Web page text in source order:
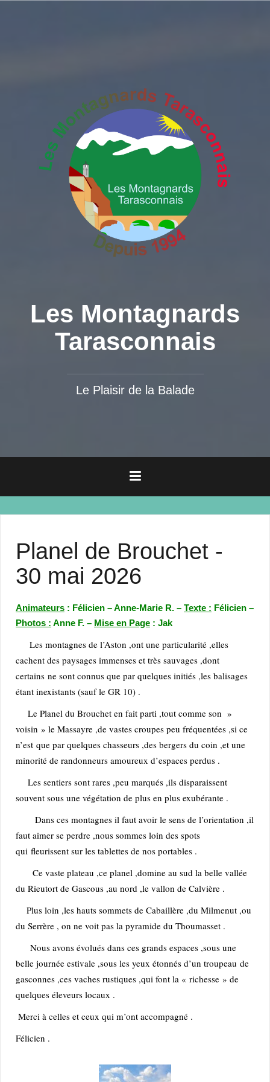
Les Montagnards
Tarasconnais
Le Plaisir de la Balade
Planel de Brouchet -
30 mai 2026
Animateurs : Félicien – Anne-Marie R. – Texte : Félicien –
Photos : Anne F. – Mise en Page : Jak
Les montagnes de l’Aston ,ont une particularité ,elles
cachent des paysages immenses et très sauvages ,dont
certains ne sont connus que par quelques initiés ,les balisages
étant inexistants (sauf le GR 10) .
Le Planel du Brouchet en fait parti ,tout comme son »
voisin » le Massayre ,de vastes croupes peu fréquentées ,si ce
n’est que par quelques chasseurs ,des bergers du coin ,et une
minorité de randonneurs amoureux d’espaces perdus .
Les sentiers sont rares ,peu marqués ,ils disparaissent
souvent sous une végétation de plus en plus exubérante .
Dans ces montagnes il faut avoir le sens de l’orientation ,il
faut aimer se perdre ,nous sommes loin des spots
qui fleurissent sur les tablettes de nos portables .
Ce vaste plateau ,ce planel ,domine au sud la belle vallée
du Rieutort de Gascous ,au nord ,le vallon de Calvière .
Plus loin ,les hauts sommets de Cabaillère ,du Milmenut ,ou
du Serrère , on ne voit pas la pyramide du Thoumasset .
Nous avons évolués dans ces grands espaces ,sous une
belle journée estivale ,sous les yeux étonnés d’un troupeau de
gasconnes ,ces vaches rustiques ,qui font la « richesse » de
quelques éleveurs locaux .
Merci à celles et ceux qui m’ont accompagné .
Félicien .